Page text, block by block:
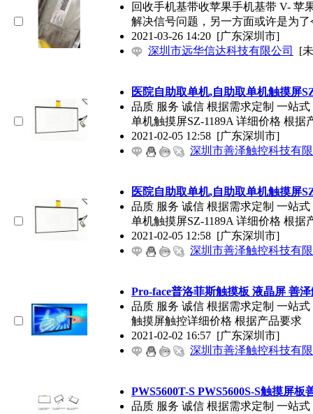
回收手机基带收苹果手机基带 V- 苹
解决信号问题，另一方面或许是为了
2021-03-26 14:20 [广东深圳市]
深圳市远华信达科技有限公司
[
医院自助取单机,自助取单机触摸屏
品质 服务 诚信 根据需求定制 一站
单机触摸屏SZ-1189A 详细价格 根据
2021-02-05 12:58 [广东深圳市]
深圳市善泽触控科技有
医院自助取单机,自助取单机触摸屏
品质 服务 诚信 根据需求定制 一站
单机触摸屏SZ-1189A 详细价格 根据
2021-02-05 12:58 [广东深圳市]
深圳市善泽触控科技有
Pro-face普洛菲斯触摸板 液晶屏 善
品质 服务 诚信 根据需求定制 一站
触摸屏触控详细价格 根据产品要求
2021-02-02 16:57 [广东深圳市]
深圳市善泽触控科技有
PWS5600T-S PWS5600S-S触摸屏板
品质 服务 诚信 根据需求定制 一站式